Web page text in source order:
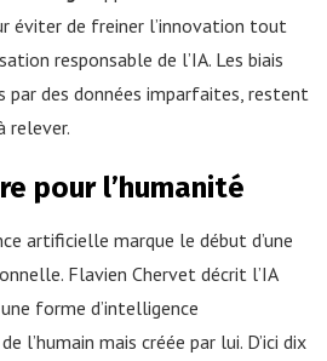
éviter de freiner l’innovation tout
responsable de l’IA. Les biais
par des données imparfaites, restent
relever.
pour l’humanité
artificielle marque le début d’une
Flavien Chervet décrit l’IA
forme d’intelligence
l’humain mais créée par lui. D’ici dix